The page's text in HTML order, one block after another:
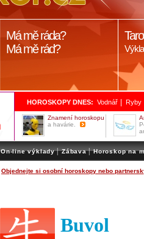
Má mě ráda?
Má mě rád?
HOROSKOPY DNES: Vodnář Ryby
Znamení horoskopu
a havárie.
On-line výklady | Zábava | Horoskop na
Objednejte si osobní horoskopy nebo
Buvol